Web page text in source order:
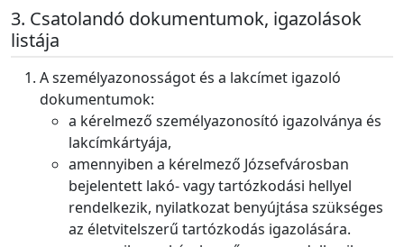
Csatolandó dokumentumok, igazolások
listája
A személyazonosságot és a lakcímet igazoló
dokumentumok:
a kérelmező személyazonosító igazolványa és
lakcímkártyája,
amennyiben a kérelmező Józsefvárosban
bejelentett lakó- vagy tartózkodási hellyel
rendelkezik, nyilatkozat benyújtása szükséges
az életvitelszerű tartózkodás igazolására.